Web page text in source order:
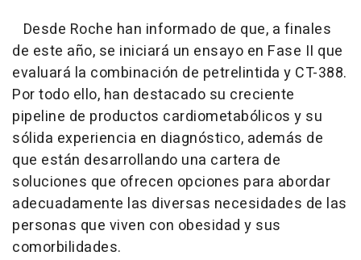
Desde Roche han informado de que, a finales
de este año, se iniciará un ensayo en Fase II que
evaluará la combinación de petrelintida y CT-388.
Por todo ello, han destacado su creciente
pipeline de productos cardiometabólicos y su
sólida experiencia en diagnóstico, además de
que están desarrollando una cartera de
soluciones que ofrecen opciones para abordar
adecuadamente las diversas necesidades de las
personas que viven con obesidad y sus
comorbilidades.